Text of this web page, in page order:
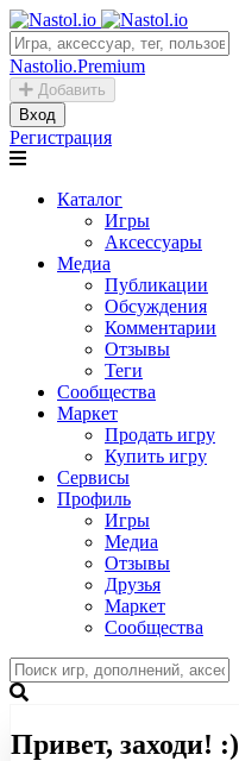
Nastolio.Premium
Добавить
Вход
Регистрация
Каталог
Игры
Аксессуары
Медиа
Публикации
Обсуждения
Комментарии
Отзывы
Теги
Сообщества
Маркет
Продать игру
Купить игру
Сервисы
Профиль
Игры
Медиа
Отзывы
Друзья
Маркет
Сообщества
Привет, заходи! :)